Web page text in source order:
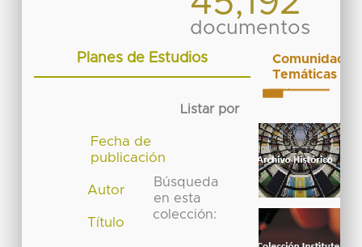
documentos
Planes de Estudios
Listar por
Fecha de
publicación
Autor
Título
Búsqueda
en esta
colección:
Comunidades
Temáticas